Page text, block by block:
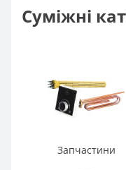
Суміжні
Запчастини